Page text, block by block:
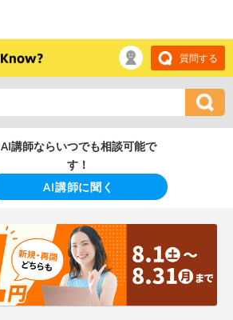
質問する
AI講師ならいつでも相談可能で
す！
AI講師に聞く